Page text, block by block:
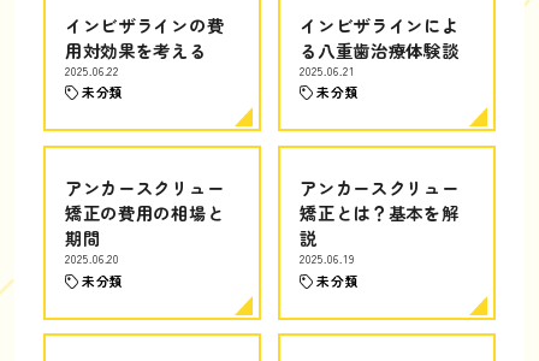
インビザラインの費
用対効果を考える
2025.06.22
未分類
インビザラインによ
る八重歯治療体験談
2025.06.21
未分類
アンカースクリュー
矯正の費用の相場と
期間
2025.06.20
未分類
アンカースクリュー
矯正とは？基本を解
説
2025.06.19
未分類